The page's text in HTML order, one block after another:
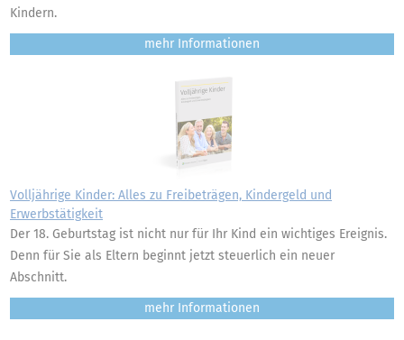
Kindern.
mehr
Volljährige Kinder: Alles zu Freibeträgen, Kindergeld und
Erwerbstätigkeit
Der 18. Geburtstag ist nicht nur für Ihr Kind ein wichtiges Ereignis.
Denn für Sie als Eltern beginnt jetzt steuerlich ein neuer
Abschnitt.
mehr